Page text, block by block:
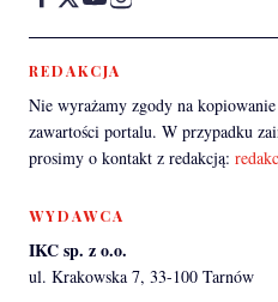
REDAKCJA
Nie wyrażamy zgody na
zawartości portalu. W przypadku
prosimy o kontakt z redakcją:
WYDAWCA
IKC sp. z o.o.
ul. Krakowska 7, 33-100 Tarnów